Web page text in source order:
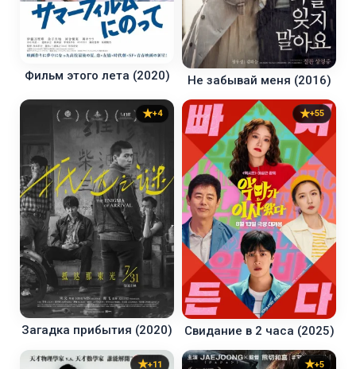
Фильм этого лета (2020) Не забывай меня (2016)
+4
Загадка прибытия (2020)
+55
Свидание в 2 часа (2025)
+11 +5